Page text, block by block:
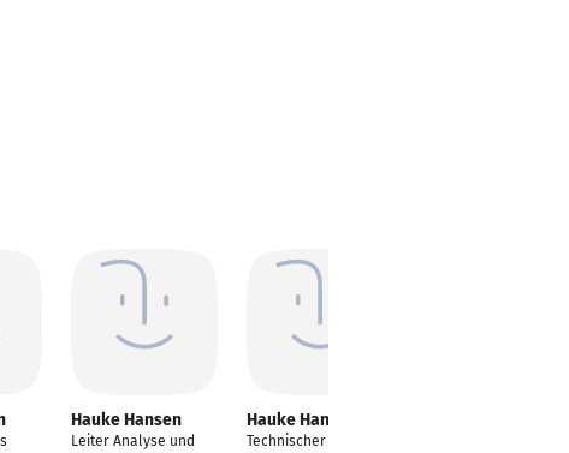
Hauke Hansen
Leiter Analyse und
Hauke Hansen
Technischer Vertrieb